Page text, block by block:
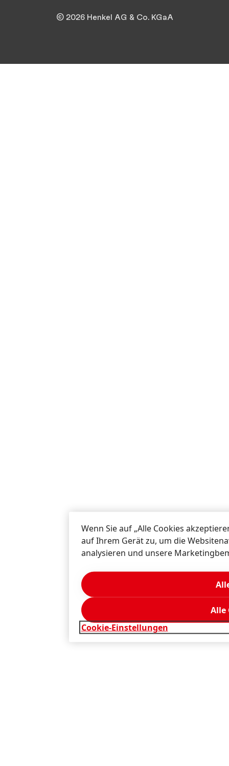
© 2026 Henkel AG & Co. KGaA
Wenn Sie auf „Alle Cookies
auf Ihrem Gerät zu, um die
analysieren und unsere
Cookie-Einstellungen
Alle